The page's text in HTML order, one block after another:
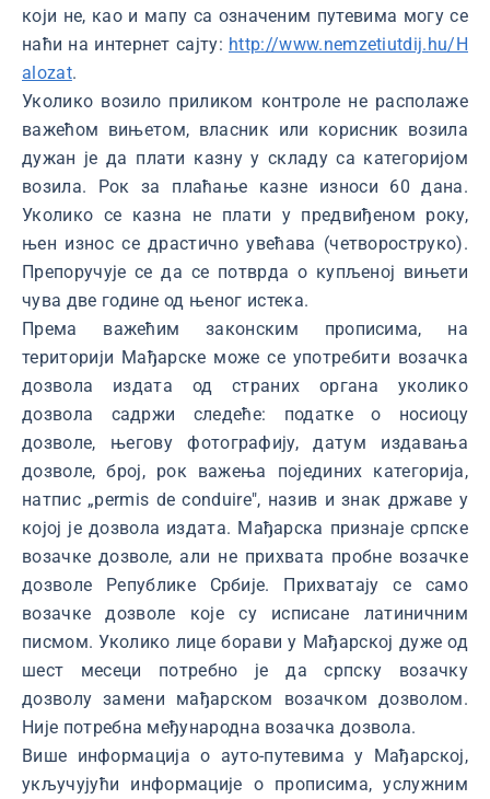
који не, као и мапу са означеним путевима могу се
наћи на интернет сајту: http://www.nemzetiutdij.hu/H
alozat.
Уколико возило приликом контроле не располаже
важећом вињетом, власник или корисник возила
дужан је да плати казну у складу са категоријом
возила. Рок за плаћање казне износи 60 дана.
Уколико се казна не плати у предвиђеном року,
њен износ се драстично увећава (четвороструко).
Препоручује се да се потврда о купљеној вињети
чува две године од њеног истека.
Према важећим законским прописима, на
територији Мађарске може се употребити возачка
дозвола издата од страних органа уколико
дозвола садржи следеће: податке о носиоцу
дозволе, његову фотографију, датум издавања
дозволе, број, рок важења појединих категорија,
натпис „permis de conduire", назив и знак државе у
којој је дозвола издата. Мађарска признаје српске
возачке дозволе, али не прихвата пробне возачке
дозволе Републике Србије. Прихватају се само
возачке дозволе које су исписане латиничним
писмом. Уколико лице борави у Мађарској дуже од
шест месеци потребно је да српску возачку
дозволу замени мађарском возачком дозволом.
Није потребна међународна возачка дозвола.
Више информација о ауто-путевима у Мађарској,
укључујући информације о прописима, услужним